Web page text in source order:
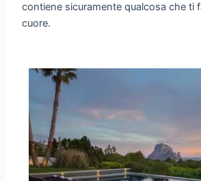
contiene sicuramente qualcosa che ti
cuore.